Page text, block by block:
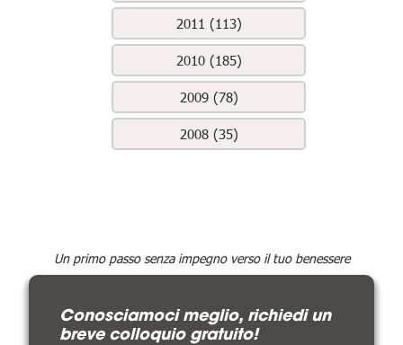
2011 (113)
2010 (185)
2009 (78)
2008 (35)
Un primo passo senza impegno verso il tuo benessere
Conosciamoci meglio, richiedi un
breve colloquio gratuito!